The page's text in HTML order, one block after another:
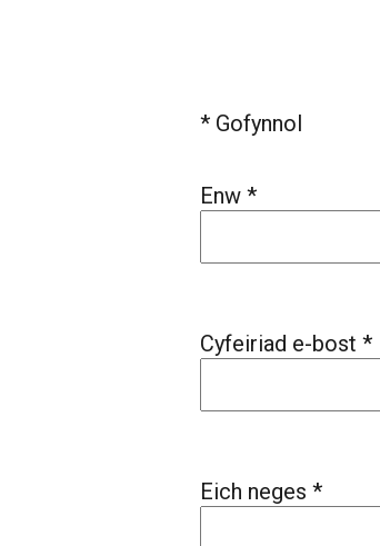
* Gofynnol
Enw *
Cyfeiriad e-bost *
Eich neges *